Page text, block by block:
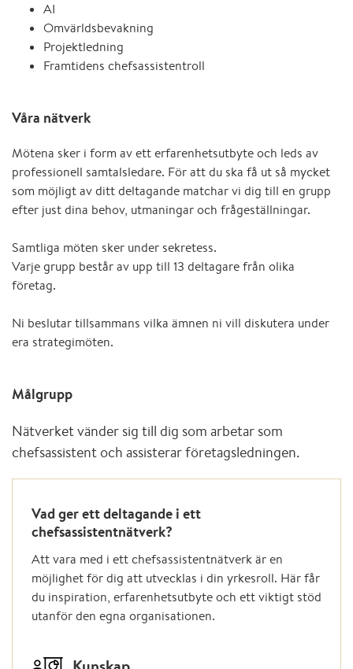
AI
Omvärldsbevakning
Projektledning
Framtidens chefsassistentroll
Våra nätverk
Mötena sker i form av ett erfarenhetsutbyte och leds av
professionell samtalsledare. För att du ska få ut så mycket
som möjligt av ditt deltagande matchar vi dig till en grupp
efter just dina behov, utmaningar och frågeställningar.
Samtliga möten sker under sekretess.
Varje grupp består av upp till 13 deltagare från olika
företag.
Ni beslutar tillsammans vilka ämnen ni vill diskutera under
era strategimöten.
Målgrupp
Nätverket vänder sig till dig som arbetar som
chefsassistent och assisterar företagsledningen.
Vad ger ett deltagande i ett
chefsassistentnätverk?
Att vara med i ett chefsassistentnätverk är en
möjlighet för dig att utvecklas i din yrkesroll. Här får
du inspiration, erfarenhetsutbyte och ett viktigt stöd
utanför den egna organisationen.